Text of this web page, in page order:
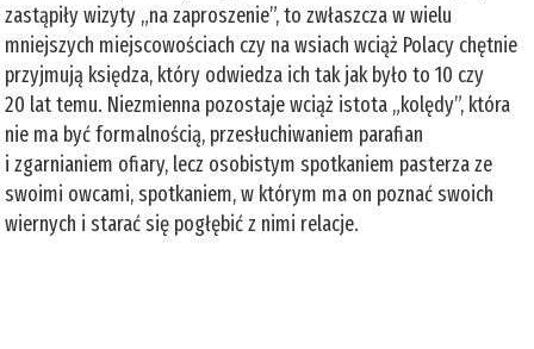
zastąpiły wizyty „na zaproszenie”, to zwłaszcza w wielu
mniejszych miejscowościach czy na wsiach wciąż Polacy chętnie
przyjmują księdza, który odwiedza ich tak jak było to 10 czy
20 lat temu. Niezmienna pozostaje wciąż istota „kolędy”, która
nie ma być formalnością, przesłuchiwaniem parafian
i zgarnianiem ofiary, lecz osobistym spotkaniem pasterza ze
swoimi owcami, spotkaniem, w którym ma on poznać swoich
wiernych i starać się pogłębić z nimi relacje.